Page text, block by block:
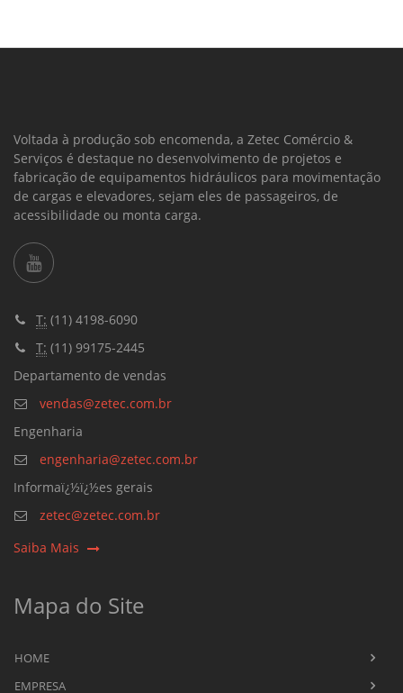
Voltada à produção sob encomenda, a Zetec Comércio &
Serviços é destaque no desenvolvimento de projetos e
fabricação de equipamentos hidráulicos para movimentação
de cargas e elevadores, sejam eles de passageiros, de
acessibilidade ou monta carga.
T: (11) 4198-6090
T: (11) 99175-2445
Departamento de vendas
vendas@zetec.com.br
Engenharia
engenharia@zetec.com.br
Informaï¿½ï¿½es gerais
zetec@zetec.com.br
Saiba Mais
Mapa do Site
HOME
EMPRESA